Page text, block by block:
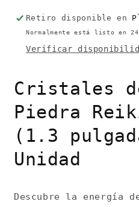
Pulgadas
Unidad
Pulgadas
Unidad
Retiro disponible en
Normalmente está listo en
Verificar
Cristales
Piedra
(1.3
Unidad
Descubre la energía